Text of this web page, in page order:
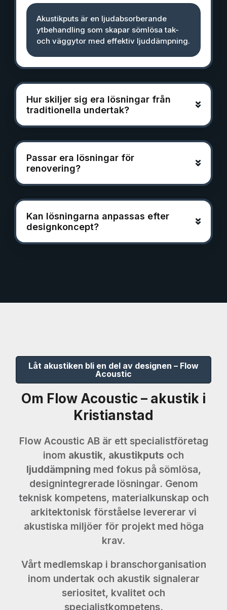
Akustikputs är en ljudabsorberande
ytbehandling som skapar sömlösa tak-
och väggytor med effektiv ljuddämpning.
Hur skiljer sig era lösningar från
traditionella undertak?
Passar era lösningar för
renovering?
Kan lösningarna anpassas efter
designkoncept?
Låt akustiken bli en del av designen – Flow
Acoustic
Om Flow Acoustic – akustik i
Kristianstad
Flow Acoustic AB är ett specialistföretag
inom akustik, akustikputs och
ljuddämpning med fokus på sömlösa,
designintegrerade lösningar. Genom
teknisk kompetens, materialkunskap och
arkitektonisk förståelse levererar vi
akustiska miljöer för projekt med höga
krav.
Vårt medlemskap i branschorganisation
inom undertak och akustik signalerar
seriositet, kvalitet och
specialistkompetens.